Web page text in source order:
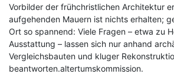
Vorbilder der frühchristlichen Architektur
aufgehenden Mauern ist nichts erhalten;
Ort so spannend: Viele Fragen – etwa zu
Ausstattung – lassen sich nur anhand
Vergleichsbauten und kluger
beantworten.altertumskommission.